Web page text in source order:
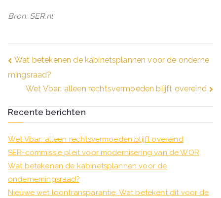
Bron: SER.nl
Bericht
navigatie
Wat betekenen de kabinetsplannen voor de onderne
mingsraad?
Wet Vbar: alleen rechtsvermoeden blijft overeind
Recente berichten
Wet Vbar: alleen rechtsvermoeden blijft overeind
SER-commissie pleit voor modernisering van de WOR
Wat betekenen de kabinetsplannen voor de
ondernemingsraad?
Nieuwe wet loontransparantie: Wat betekent dit voor de